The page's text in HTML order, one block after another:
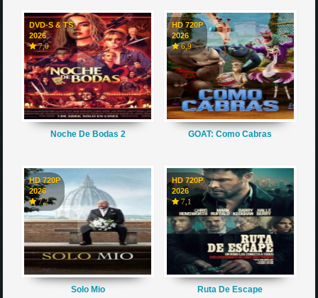
DVD-S & TS
2026
7,0
Noche De Bodas 2
HD 720P
2026
6,9
GOAT: Como Cabras
HD 720P
2026
7,2
Solo Mio
HD 720P
2026
7,1
Ruta De Escape